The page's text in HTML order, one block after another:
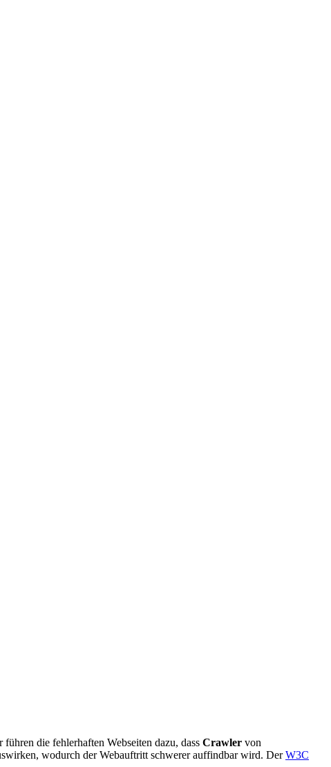
die fehlerhaften Webseiten dazu, dass Crawler von
wodurch der Webauftritt schwerer auffindbar wird. DerW3C